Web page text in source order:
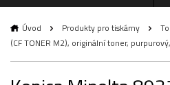
Úvod Produkty pro tiskárny
(CF TONER M2), originální toner,